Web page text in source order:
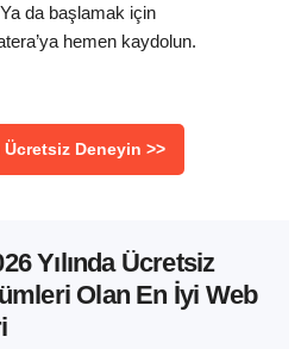
da başlamak için
hemen kaydolun.
Ücretsiz Deneyin >>
Yılında Ücretsiz
Olan En İyi Web